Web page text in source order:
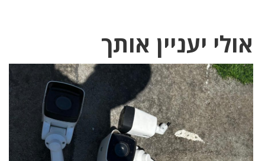
אולי יעניין אותך